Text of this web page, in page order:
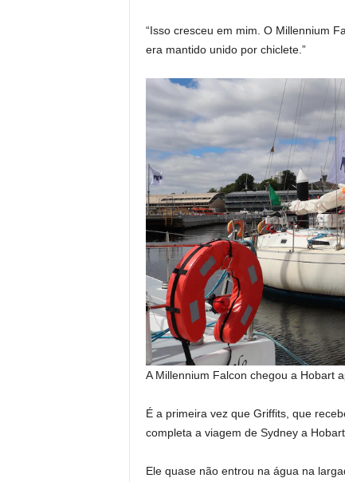
“Isso cresceu em mim. O Millennium
era mantido unido por chiclete.”
A Millennium Falcon chegou a Hobart
É a primeira vez que Griffits, que
completa a viagem de Sydney a
Ele quase não entrou na água na